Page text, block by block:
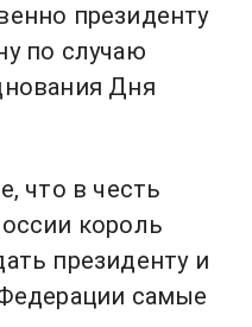
президенту
по случаю
Дня
что в честь
король
президенту и
самые